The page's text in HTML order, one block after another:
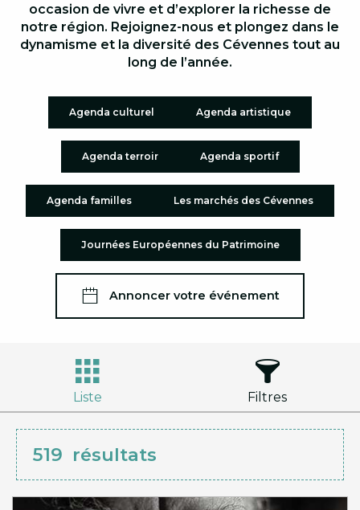
occasion de vivre et d’explorer la richesse de
notre région. Rejoignez-nous et plongez dans le
dynamisme et la diversité des Cévennes tout au
long de l’année.
Agenda culturel Agenda artistique
Agenda terroir Agenda sportif
Agenda familles Les marchés des Cévennes
Journées Européennes du Patrimoine
Annoncer votre événement
Liste Filtres
519 résultats